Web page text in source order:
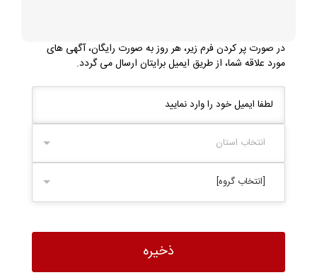
در صورت پر کردن فرم زیر، هر روز به صورت رایگان، آگهی های
مورد علاقه شما، از طریق ایمیل برایتان ارسال می گردد.
انتخاب استان
[انتخاب گروه]